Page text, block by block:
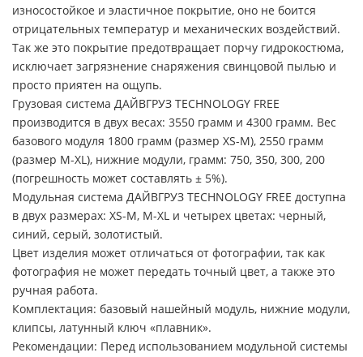
износостойкое и эластичное покрытие, оно не боится
отрицательных температур и механических воздействий.
Так же это покрытие предотвращает порчу гидрокостюма,
исключает загрязнение снаряжения свинцовой пылью и
просто приятен на ощупь.
Грузовая система ДАЙВГРУЗ TECHNOLOGY FREE
производится в двух весах: 3550 грамм и 4300 грамм. Вес
базового модуля 1800 грамм (размер XS-M), 2550 грамм
(размер M-XL), нижние модули, грамм: 750, 350, 300, 200
(погрешность может составлять ± 5%).
Модульная система ДАЙВГРУЗ TECHNOLOGY FREE доступна
в двух размерах: XS-M, M-XL и четырех цветах: черный,
синий, серый, золотистый.
Цвет изделия может отличаться от фотографии, так как
фотография не может передать точный цвет, а также это
ручная работа.
Комплектация: базовый нашейный модуль, нижние модули,
клипсы, латунный ключ «плавник».
Рекомендации: Перед использованием модульной системы